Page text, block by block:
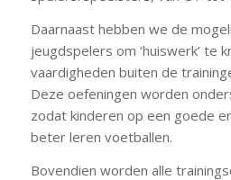
Daarnaast hebben we de
jeugdspelers om ‘huiswerk’ te
vaardigheden buiten de
Deze oefeningen worden
zodat kinderen op een goede
beter leren voetballen.
Bovendien worden alle